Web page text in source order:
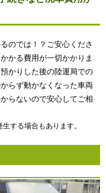
のでは！？ご安心くださ
かる費用が一切かかりま
かりした後の陸運局での
らず動かなくなった車両
らないので安心してご相
する場合もあります。